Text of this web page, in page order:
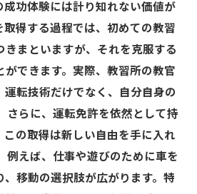
成功体験には計り知れない価値が
取得する過程では、初めての教習
きまといますが、それを克服する
ができます。実際、教習所の教官
運転技術だけでなく、自分自身の
さらに、運転免許を依然として持
この取得は新しい自由を手に入れ
例えば、仕事や遊びのために車を
移動の選択肢が広がります。特